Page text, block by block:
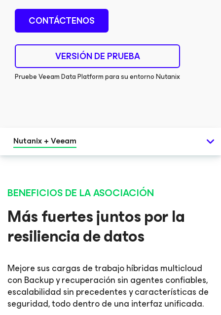
CONTÁCTENOS
VERSIÓN DE PRUEBA
Pruebe Veeam Data Platform para su entorno Nutanix
Nutanix + Veeam
BENEFICIOS DE LA ASOCIACIÓN
Más fuertes juntos por la
resiliencia de datos
Mejore sus cargas de trabajo híbridas multicloud
con Backup y recuperación sin agentes confiables,
escalabilidad sin precedentes y características de
seguridad, todo dentro de una interfaz unificada.